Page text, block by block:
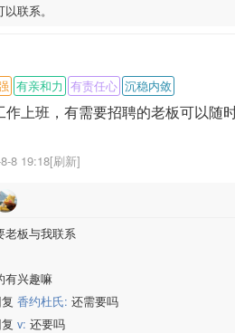
联系。
有亲和力 有责任心 沉稳内敛
上班，有需要招聘的老板可以随时
8 19:18[刷新]
老板与我联系
有兴趣嘛
香约杜氏: 还需要吗
v: 还要吗